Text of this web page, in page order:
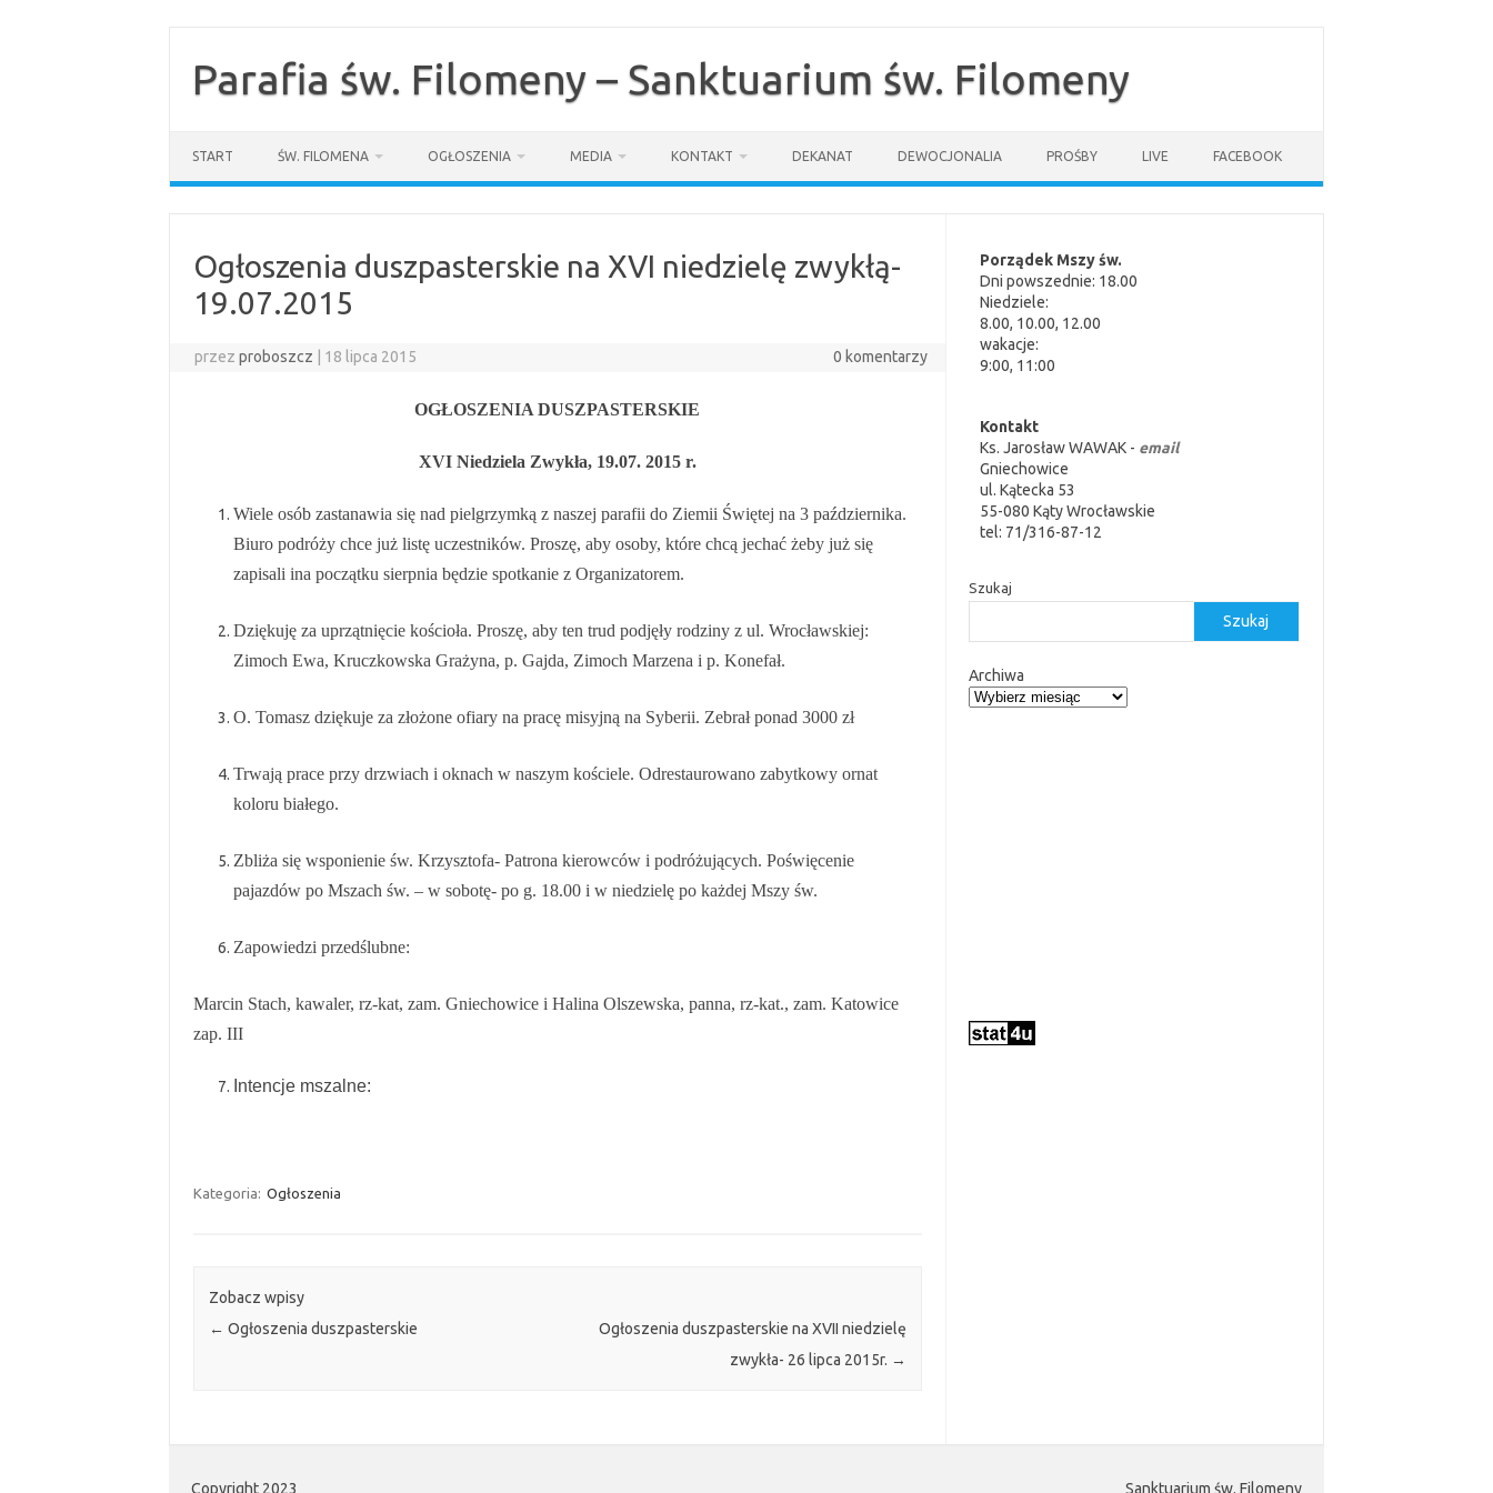
treściParafia św. Filomeny – Sanktuarium św. Filomeny
START ŚW. FILOMENA OGŁOSZENIA MEDIA KONTAKT DEKANAT DEWOCJONALIA PROŚBY LIVE FACEBOOK
Ogłoszenia duszpasterskie na XVI niedzielę zwykłą-
19.07.2015
przezproboszcz 18 lipca 2015 0 komentarzy
OGŁOSZENIA DUSZPASTERSKIE
XVI Niedziela Zwykła, 19.07. 2015 r.
Wiele osób zastanawia się nad pielgrzymką z naszej parafii do Ziemii Świętej na 3 października.
Biuro podróży chce już listę uczestników. Proszę, aby osoby, które chcą jechać żeby już się
zapisali ina początku sierpnia będzie spotkanie z Organizatorem.
Dziękuję za uprzątnięcie kościoła. Proszę, aby ten trud podjęły rodziny z ul. Wrocławskiej:
Zimoch Ewa, Kruczkowska Grażyna, p. Gajda, Zimoch Marzena i p. Konefał.
O. Tomasz dziękuje za złożone ofiary na pracę misyjną na Syberii. Zebrał ponad 3000 zł
Trwają prace przy drzwiach i oknach w naszym kościele. Odrestaurowano zabytkowy ornat
koloru białego.
Zbliża się wsponienie św. Krzysztofa- Patrona kierowców i podróżujących. Poświęcenie
pajazdów po Mszach św. – w sobotę- po g. 18.00 i w niedzielę po każdej Mszy św.
Zapowiedzi przedślubne:
Marcin Stach, kawaler, rz-kat, zam. Gniechowice i Halina Olszewska, panna, rz-kat., zam. Katowice
zap. III
Intencje mszalne:
Kategoria: Ogłoszenia
Zobacz wpisy
← Ogłoszenia duszpasterskie
Ogłoszenia duszpasterskie na XVII niedzielę
zwykła- 26 lipca 2015r. →
Porządek Mszy św.
Dni powszednie: 18.00
Niedziele:
8.00, 10.00, 12.00
wakacje:
9:00, 11:00
Kontakt
Ks. Jarosław WAWAK - email
Gniechowice
ul. Kątecka 53
55-080 Kąty Wrocławskie
tel: 71/316-87-12
Szukaj
Szukaj
Archiwa
Copyright 2023 Sanktuarium św. Filomeny